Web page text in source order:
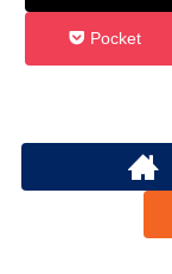
Pocket